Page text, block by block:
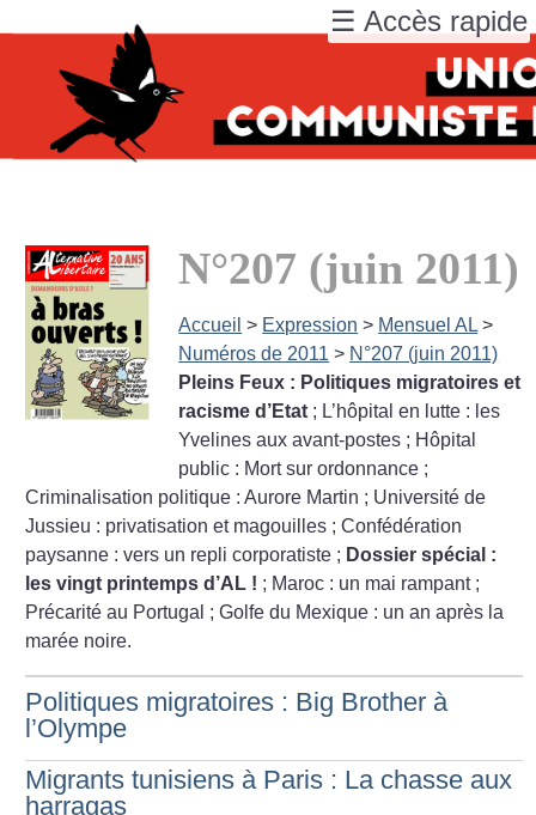
N°207 (juin 2011)
Accueil > Expression > Mensuel AL >
Numéros de 2011 > N°207 (juin 2011)
Pleins Feux : Politiques migratoires et
racisme d’Etat ; L’hôpital en lutte : les
Yvelines aux avant-postes ; Hôpital
public : Mort sur ordonnance ;
Criminalisation politique : Aurore Martin ; Université de
Jussieu : privatisation et magouilles ; Confédération
paysanne : vers un repli corporatiste ; Dossier spécial :
les vingt printemps d’AL ! ; Maroc : un mai rampant ;
Précarité au Portugal ; Golfe du Mexique : un an après la
marée noire.
Politiques migratoires : Big Brother à
l’Olympe
Migrants tunisiens à Paris : La chasse aux
harragas
☰ Accès rapide